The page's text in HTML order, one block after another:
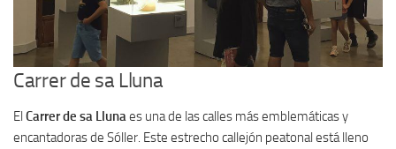
Carrer de sa Lluna
El Carrer de sa Lluna es una de las calles más emblemáticas y
encantadoras de Sóller. Este estrecho callejón peatonal está lleno